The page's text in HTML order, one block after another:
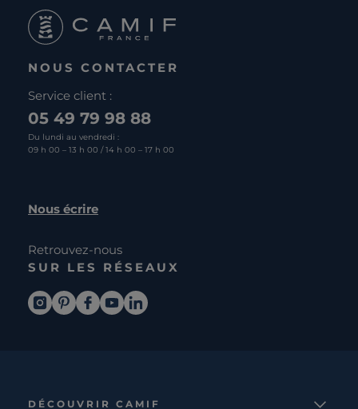
NOUS CONTACTER
Service client :
05 49 79 98 88
Du lundi au vendredi :
09 h 00 – 13 h 00 / 14 h 00 – 17 h 00
Nous écrire
Retrouvez-nous
SUR LES RÉSEAUX
DÉCOUVRIR CAMIF